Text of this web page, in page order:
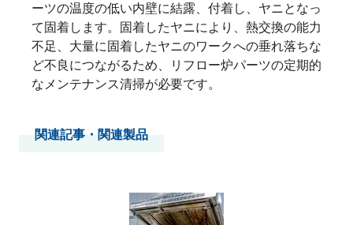
ーツの温度の低い内壁に結露、付着し、ヤニとなっ
て固着します。固着したヤニにより、熱交換の能力
不足、大量に固着したヤニのワークへの垂れ落ちな
ど不良につながるため、リフロー炉パーツの定期的
なメンテナンス清掃が必要です。
関連記事・関連製品